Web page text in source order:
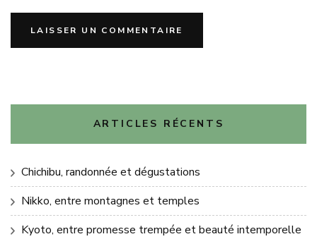
ARTICLES RÉCENTS
Chichibu, randonnée et dégustations
Nikko, entre montagnes et temples
Kyoto, entre promesse trempée et beauté intemporelle